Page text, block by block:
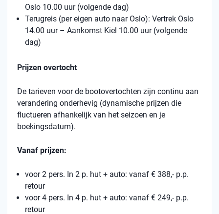
Oslo 10.00 uur (volgende dag)
Terugreis (per eigen auto naar Oslo): Vertrek Oslo
14.00 uur – Aankomst Kiel 10.00 uur (volgende
dag)
Prijzen overtocht
De tarieven voor de bootovertochten zijn continu aan
verandering onderhevig (dynamische prijzen die
fluctueren afhankelijk van het seizoen en je
boekingsdatum).
Vanaf prijzen:
voor 2 pers. In 2 p. hut + auto: vanaf € 388,- p.p.
retour
voor 4 pers. In 4 p. hut + auto: vanaf € 249,- p.p.
retour